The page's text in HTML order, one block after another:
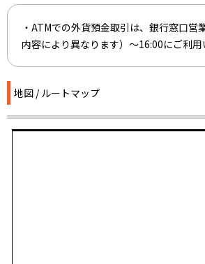
・ATMでの外貨預金取引は、銀行窓口営
内容により異なります）～16:00にご利用
地図 / ルートマップ